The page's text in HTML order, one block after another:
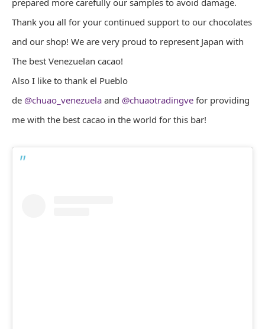
Thank you all for your continued support to our chocolates
and our shop! We are very proud to represent Japan with
The best Venezuelan cacao!
Also I like to thank el Pueblo
de @chuao_venezuela and @chuaotradingve for providing
me with the best cacao in the world for this bar!